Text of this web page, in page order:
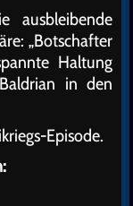
ausbleibende
„Botschafter
Haltung
in den
Episode.